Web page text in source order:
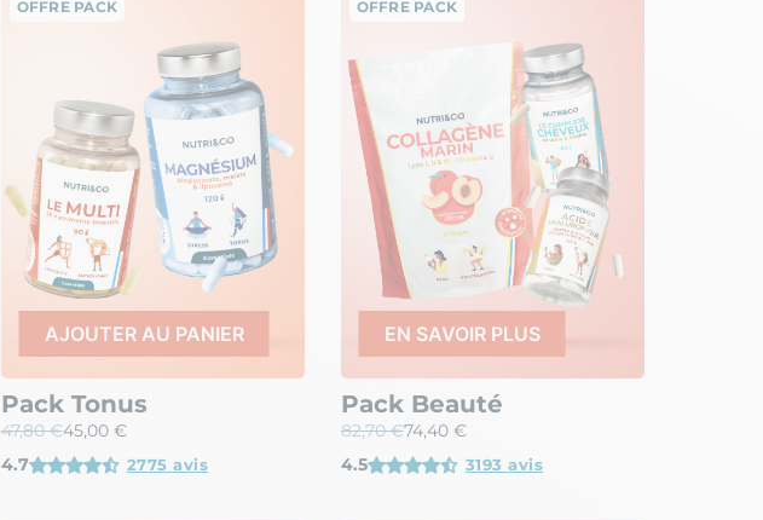
AJOUTER AU PANIER
Pack Tonus
47,80 €45,00 €
4.7
2775 avis
OFFRE PACK
EN SAVOIR PLUS
Pack Beauté
82,70 €74,40 €
4.5
3193 avis
OFFRE PACK